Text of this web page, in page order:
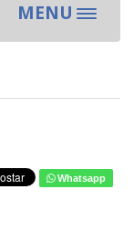
MENU
Toggle
Whatsapp